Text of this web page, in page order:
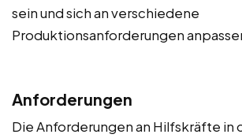
sein und sich an verschiedene
Produktionsanforderungen
Anforderungen
Die Anforderungen an Hilfskräfte in